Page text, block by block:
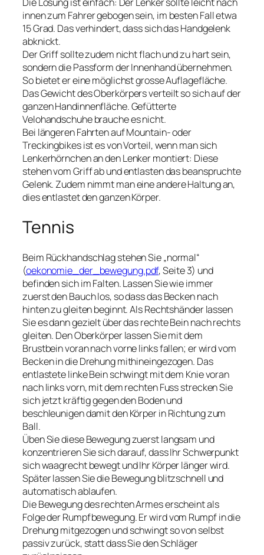
innen zum Fahrer gebogen sein, im besten Fall etwa
15 Grad. Das verhindert, dass sich das Handgelenk
abknickt.
Der Griff sollte zudem nicht flach und zu hart sein,
sondern die Passform der Innenhand übernehmen.
So bietet er eine möglichst grosse Auflagefläche.
Das Gewicht des Oberkörpers verteilt so sich auf der
ganzen Handinnenfläche. Gefütterte
Velohandschuhe brauche es nicht.
Bei längeren Fahrten auf Mountain- oder
Treckingbikes ist es von Vorteil, wenn man sich
Lenkerhörnchen an den Lenker montiert: Diese
stehen vom Griff ab und entlasten das beanspruchte
Gelenk. Zudem nimmt man eine andere Haltung an,
dies entlastet den ganzen Körper.
Tennis
Beim Rückhandschlag stehen Sie „normal“
(oekonomie_der_bewegung.pdf, Seite 3) und
befinden sich im Falten. Lassen Sie wie immer
zuerst den Bauch los, so dass das Becken nach
hinten zu gleiten beginnt. Als Rechtshänder lassen
Sie es dann gezielt über das rechte Bein nach rechts
gleiten. Den Oberkörper lassen Sie mit dem
Brustbein voran nach vorne links fallen; er wird vom
Becken in die Drehung mithineingezogen. Das
entlastete linke Bein schwingt mit dem Knie voran
nach links vorn, mit dem rechten Fuss strecken Sie
sich jetzt kräftig gegen den Boden und
beschleunigen damit den Körper in Richtung zum
Ball.
Üben Sie diese Bewegung zuerst langsam und
konzentrieren Sie sich darauf, dass Ihr Schwerpunkt
sich waagrecht bewegt und Ihr Körper länger wird.
Später lassen Sie die Bewegung blitzschnell und
automatisch ablaufen.
Die Bewegung des rechten Armes erscheint als
Folge der Rumpfbewegung. Er wird vom Rumpf in die
Drehung mitgezogen und schwingt so von selbst
passiv zurück, statt dass Sie den Schläger